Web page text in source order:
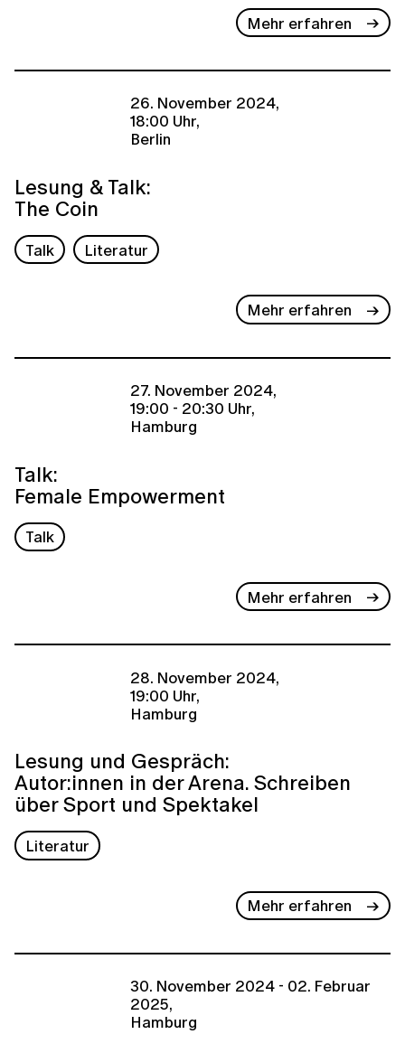
Mehr erfahren
26. November 2024,
18:00 Uhr,
Berlin
Lesung & Talk:
The Coin
Talk Literatur
Mehr erfahren
27. November 2024,
19:00 - 20:30 Uhr,
Hamburg
Talk:
Female Empowerment
Talk
Mehr erfahren
28. November 2024,
19:00 Uhr,
Hamburg
Lesung und Gespräch:
Autor:innen in der Arena. Schreiben
über Sport und Spektakel
Literatur
Mehr erfahren
30. November 2024 - 02. Februar
2025,
Hamburg